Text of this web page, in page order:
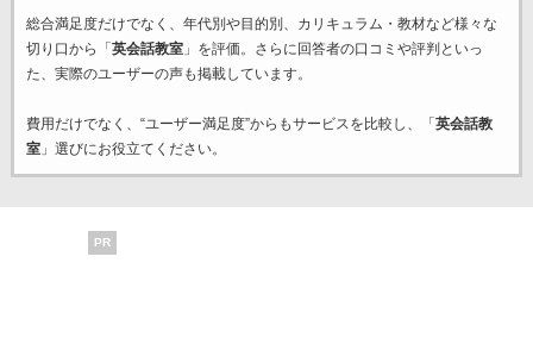
総合満足度だけでなく、年代別や目的別、カリキュラム・教材など様々な
切り口から「 英会話教室」を評価。さらに回答者の口コミや評判といっ
た、実際のユーザーの声も掲載しています。
費用だけでなく、“ユーザー満足度”からもサービスを比較し、「 英会話教
室」選びにお役立てください。
PR